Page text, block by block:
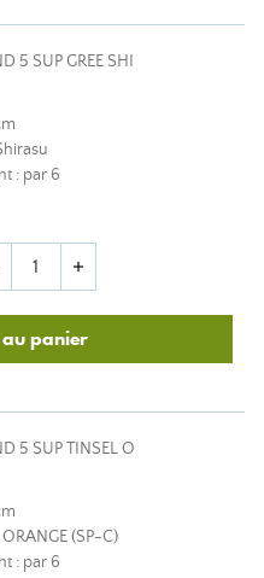
5 SUP GREE SHI
: par 6
add
panier
5 SUP TINSEL O
(SP-C)
: par 6